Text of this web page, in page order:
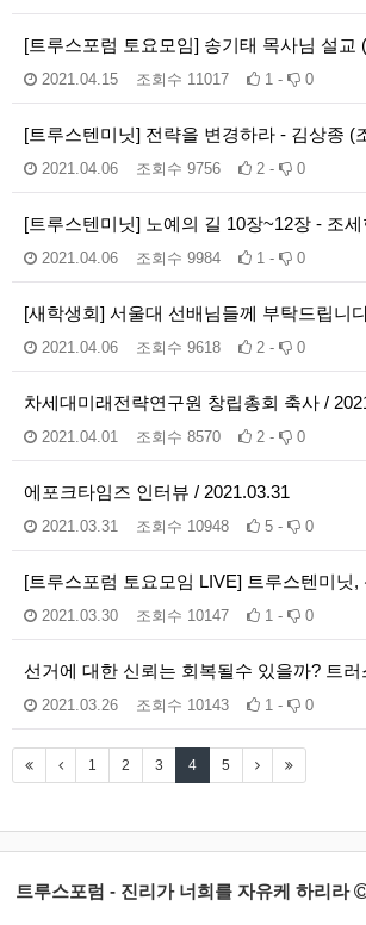
[트루스포럼 토요모임] 송기태 목사님 설
2021.04.15 조회수 11017 1 - 0
[트루스텐미닛] 전략을 변경하라 - 김상종 (
2021.04.06 조회수 9756 2 - 0
[트루스텐미닛] 노예의 길 10장~12장 - 조
2021.04.06 조회수 9984 1 - 0
[새학생회] 서울대 선배님들께 부탁드립니
2021.04.06 조회수 9618 2 - 0
차세대미래전략연구원 창립총회 축사 /
2021.04.01 조회수 8570 2 - 0
에포크타임즈 인터뷰 / 2021.03.31
2021.03.31 조회수 10948 5 - 0
[트루스포럼 토요모임 LIVE] 트루스텐미닛
2021.03.30 조회수 10147 1 - 0
선거에 대한 신뢰는 회복될수 있을까? 트
2021.03.26 조회수 10143 1 - 0
1 2 3 4 5
트루스포럼 - 진리가 너희를 자유케 하리라